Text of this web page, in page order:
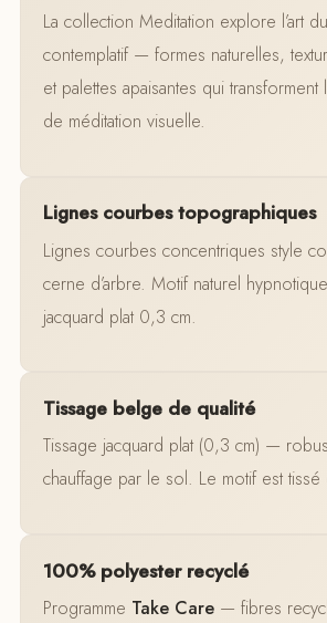
La collection Meditation explore l’art
contemplatif — formes naturelles,
et palettes apaisantes qui
de méditation visuelle.
Lignes courbes topographiques
Lignes courbes concentriques style
cerne d’arbre. Motif naturel
jacquard plat 0,3 cm.
Tissage belge de qualité
Tissage jacquard plat (0,3 cm) —
chauffage par le sol. Le motif est tissé
100% polyester recyclé
Programme Take Care— fibres